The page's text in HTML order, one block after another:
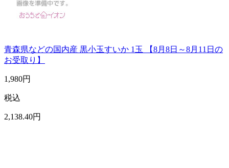
青森県などの国内産 黒小玉すいか 1玉 【8月8日～8月11日の
お受取り】
1,980円
税込
2,138.40円